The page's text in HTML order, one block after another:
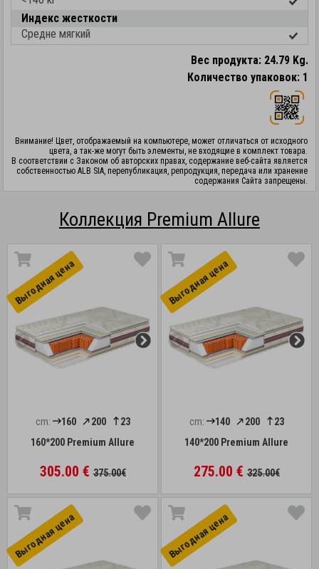
Индекс жесткости
Средне мягкий
Вес продукта: 24.79 Kg.
Количество упаковок: 1
Внимание! Цвет, отображаемый на компьютере, может отличаться от исходного
цвета, а так-же могут быть элементы, не входящие в комплект товара.
В соответствии с Законом об авторских правах, содержание веб-сайта является
собственностью ALB SIA, перепубликация, репродукция, передача или хранение
содержания Сайта запрещены.
Коллекция Premium Allure
Выгоднaя цена
cm: 160 200
23
160*200 Premium Allure
305.00 €375.00€
Выгоднaя цена
cm: 140 200
23
140*200 Premium Allure
275.00 €325.00€
Выгоднaя цена Выгоднaя цена